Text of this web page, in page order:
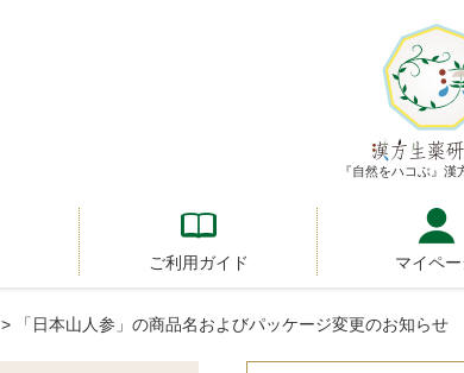
『自然をハコぶ』漢
ご利用ガイド マイペー
> 「日本山人参」の商品名およびパッケージ変更のお知らせ